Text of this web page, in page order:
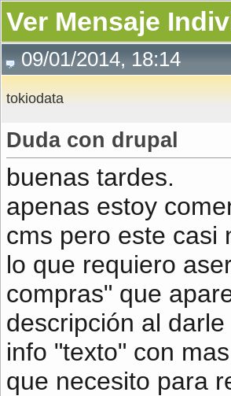
Ver Mensaje
09/01/2014, 18:14
tokiodata
Duda con drupal
buenas tardes.
apenas estoy
cms pero este casi
lo que requiero
compras" que
descripción al
info "texto" con
que necesito para